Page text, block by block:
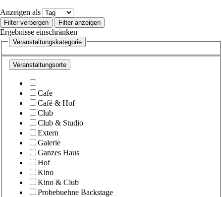
Anzeigen als
Filter verbergen Filter anzeigen
Ergebnisse einschränken
Veranstaltungskategorie
Veranstaltungsorte
Cafe
Café & Hof
Club
Club & Studio
Extern
Galerie
Ganzes Haus
Hof
Kino
Kino & Club
Probebuehne Backstage